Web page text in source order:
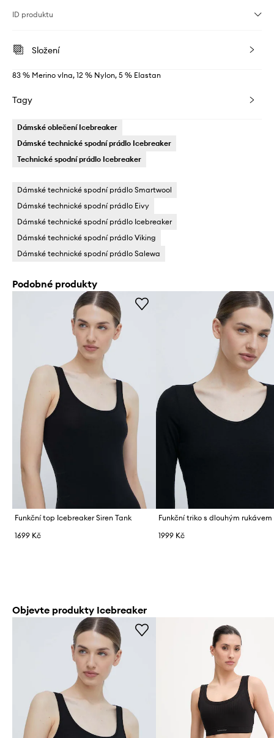
ID produktu
Složení
83 % Merino vlna, 12 % Nylon, 5 % Elastan
Tagy
Dámské oblečení Icebreaker
Dámské technické spodní prádlo Icebreaker
Technické spodní prádlo Icebreaker
Dámské technické spodní prádlo Smartwool
Dámské technické spodní prádlo Eivy
Dámské technické spodní prádlo Icebreaker
Dámské technické spodní prádlo Viking
Dámské technické spodní prádlo Salewa
Podobné produkty
Funkční top Icebreaker Siren Tank
1699 Kč
1999 Kč
Objevte produkty Icebreaker